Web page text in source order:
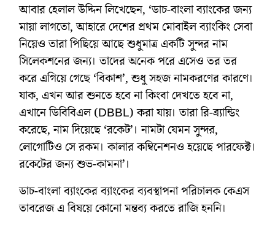
আবার হেলাল উদ্দিন লিখেছেন, ‘ডাচ-বাংলা ব্যাংকের জন্য
মায়া লাগতো, আহারে দেশের প্রথম মোবাইল ব্যাংকিং সেবা
নিয়েও তারা পিছিয়ে আছে শুধুমাত্র একটি সুন্দর নাম
সিলেকশনের জন্য। তাদের অনেক পরে এসেও তর তর
করে এগিয়ে গেছে ‘বিকাশ’, শুধু সহজ নামকরণের কারণে।
যাক, এখন আর শুনতে হবে না কিংবা দেখতে হবে না,
এখানে ডিবিবিএল (DBBL) করা যায়। তারা রি-ব্র্যান্ডিং
করেছে, নাম দিয়েছে ‘রকেট’। নামটা যেমন সুন্দর,
লোগোটিও সে রকম। কালার কম্বিনেশনও হয়েছে পারফেক্ট।
রকেটের জন্য শুভ-কামনা’।
ডাচ-বাংলা ব্যাংকের ব্যাংকের ব্যবস্থাপনা পরিচালক কেএস
তাবরেজ এ বিষয়ে কোনো মন্তব্য করতে রাজি হননি।